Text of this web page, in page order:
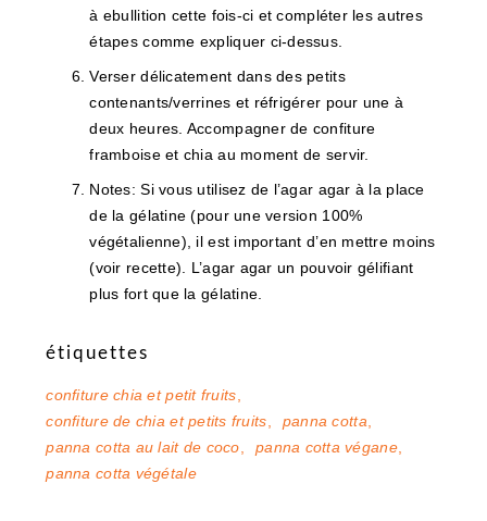
à ebullition cette fois-ci et compléter les autres
étapes comme expliquer ci-dessus.
Verser délicatement dans des petits
contenants/verrines et réfrigérer pour une à
deux heures. Accompagner de confiture
framboise et chia au moment de servir.
Notes: Si vous utilisez de l’agar agar à la place
de la gélatine (pour une version 100%
végétalienne), il est important d’en mettre moins
(voir recette). L’agar agar un pouvoir gélifiant
plus fort que la gélatine.
étiquettes
confiture chia et petit fruits,
confiture de chia et petits fruits, panna cotta,
panna cotta au lait de coco, panna cotta végane,
panna cotta végétale